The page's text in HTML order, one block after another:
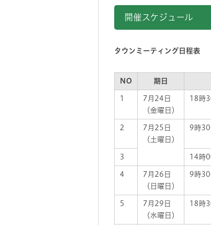
開催スケジュール
タウンミーティング日程表
NO 期日
1
7月24日
（金曜日）
18時
2
7月25日
（土曜日）
9時
3 14時
4
7月26日
（日曜日）
9時
5
7月29日
（水曜日）
18時